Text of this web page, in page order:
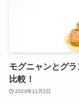
モグニャンとグ
比較！
2023年11月2日